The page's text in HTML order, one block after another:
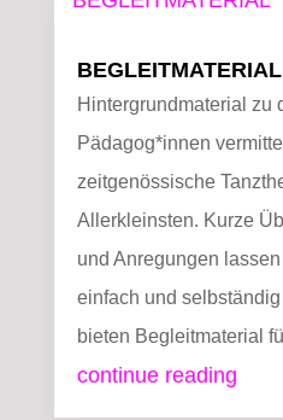
BEGLEITMATERIAL
Hintergrundmaterial zu
Pädagog*innen
zeitgenössische
Allerkleinsten. Kurze
und Anregungen
einfach und
bieten Begleitmaterial
continue reading